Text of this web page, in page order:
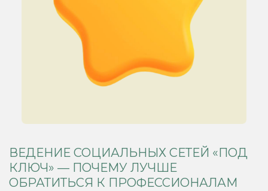
ВЕДЕНИЕ СОЦИАЛЬНЫХ СЕТЕЙ «ПОД
КЛЮЧ» — ПОЧЕМУ ЛУЧШЕ
ОБРАТИТЬСЯ К ПРОФЕССИОНАЛАМ